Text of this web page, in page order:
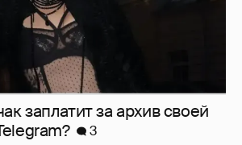
заплатит за архив своей
3